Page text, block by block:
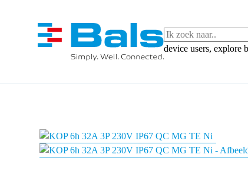
device users, explore